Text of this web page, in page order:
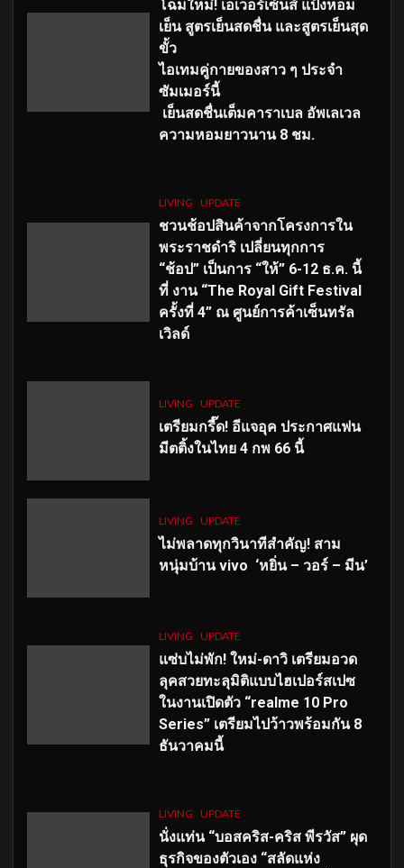
โฉมใหม่! เอเวอร์เซ้นส์ แป้งหอม
เย็น สูตรเย็นสดชื่น และสูตรเย็นสุด
ขั้ว
ไอเทมคู่กายของสาว ๆ ประจำ
ซัมเมอร์นี้
เย็นสดชื่นเต็มคาราเบล อัพเลเวล
ความหอมยาวนาน 8 ชม.
LIVING UPDATE
ชวนช้อปสินค้าจากโครงการใน
พระราชดำริ เปลี่ยนทุกการ
“ช้อป” เป็นการ “ให้” 6-12 ธ.ค. นี้
ที่ งาน “The Royal Gift Festival
ครั้งที่ 4” ณ ศูนย์การค้าเซ็นทรัล
เวิลด์
LIVING UPDATE
เตรียมกรี๊ด! อีแจอุค ประกาศแฟน
มีตติ้งในไทย 4 กพ 66 นี้
LIVING UPDATE
ไม่พลาดทุกวินาทีสำคัญ! สาม
หนุ่มบ้าน vivo ‘หยิ่น – วอร์ – มีน’
LIVING UPDATE
แซ่บไม่พัก! ใหม่-ดาวิ เตรียมอวด
ลุคสวยทะลุมิติแบบไฮเปอร์สเปซ
ในงานเปิดตัว “realme 10 Pro
Series” เตรียมไปว้าวพร้อมกัน 8
ธันวาคมนี้
LIVING UPDATE
นั่งแท่น “บอสคริส-คริส พีรวัส” ผุด
ธุรกิจของตัวเอง “สลัดแห่ง